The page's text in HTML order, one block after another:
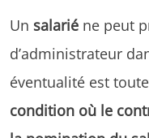
Un salarié ne peut
d’administrateur
éventualité est
condition où le